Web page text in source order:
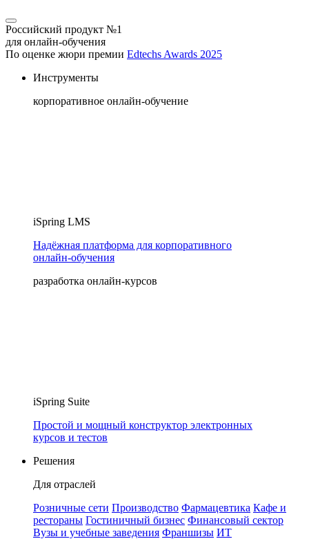
Российский продукт №1
для онлайн-обучения
По оценке жюри премии Edtechs Awards 2025
Инструменты
корпоративное онлайн-обучение
iSpring LMS
Надёжная платформа для корпоративного
онлайн‑обучения
разработка онлайн-курсов
iSpring Suite
Простой и мощный конструктор электронных
курсов и тестов
Решения
Для отраслей
Розничные сети Производство Фармацевтика Кафе и
рестораны Гостиничный бизнес Финансовый сектор
Вузы и учебные заведения Франшизы ИТ